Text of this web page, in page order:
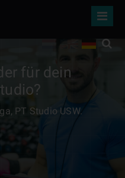
für dein
PT Studio USW.